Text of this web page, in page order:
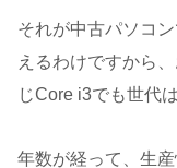
それが中古パソコ
えるわけですから
じCore i3でも世代
年数が経って、生